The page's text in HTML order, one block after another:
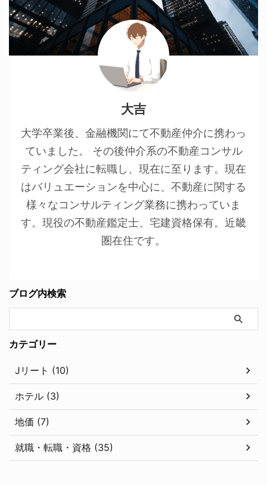
大吉
大学卒業後、金融機関にて不動産仲介に携わっ
ていました。 その後仲介系の不動産コンサル
ティング会社に転職し、現在に至ります。現在
はバリュエーションを中心に、不動産に関する
様々なコンサルティング業務に携わっていま
す。現役の不動産鑑定士、宅建資格保有。近畿
圏在住です。
ブログ内検索
カテゴリー
Jリート (10)
ホテル (3)
地価 (7)
就職・転職・資格 (35)